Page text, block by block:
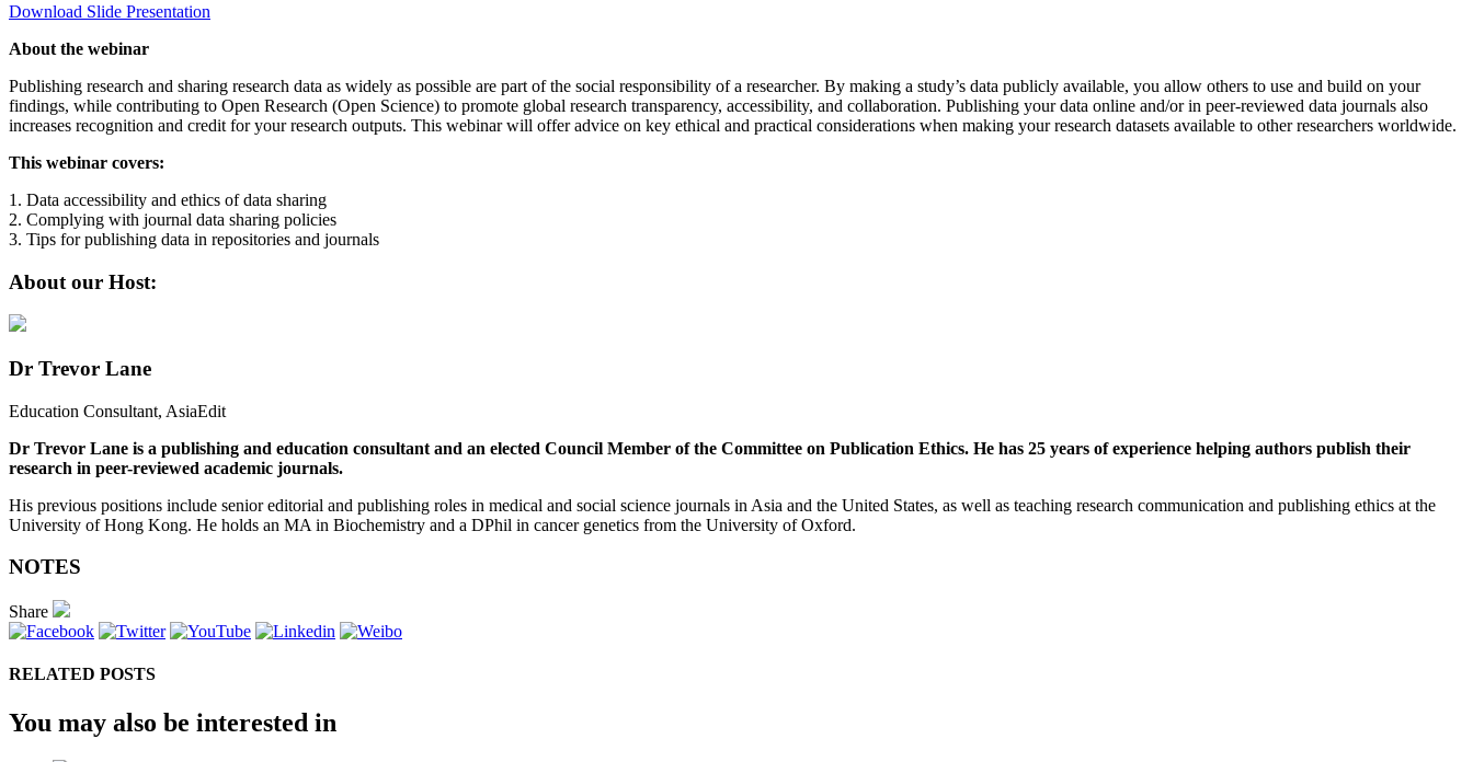
Download Slide Presentation
About the webinar
Publishing research and sharing research data as widely as possible are part of the social responsibility of a researcher. By making a study’s data publicly available, you allow others to use and build on your
findings, while contributing to Open Research (Open Science) to promote global research transparency, accessibility, and collaboration. Publishing your data online and/or in peer-reviewed data journals also
increases recognition and credit for your research outputs. This webinar will offer advice on key ethical and practical considerations when making your research datasets available to other researchers worldwide.
This webinar covers:
1. Data accessibility and ethics of data sharing
2. Complying with journal data sharing policies
3. Tips for publishing data in repositories and journals
About our Host:
Dr Trevor Lane
Education Consultant, AsiaEdit
Dr Trevor Lane is a publishing and education consultant and an elected Council Member of the Committee on Publication Ethics. He has 25 years of experience helping authors publish their
research in peer-reviewed academic journals.
His previous positions include senior editorial and publishing roles in medical and social science journals in Asia and the United States, as well as teaching research communication and publishing ethics at the
University of Hong Kong. He holds an MA in Biochemistry and a DPhil in cancer genetics from the University of Oxford.
NOTES
Share
RELATED POSTS
You may also be interested in